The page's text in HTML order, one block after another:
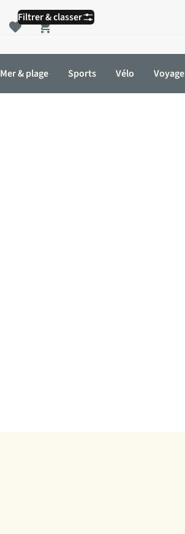
Shopping cart
Mer & plage Sports Vélo Voyage
Filtrer & classer